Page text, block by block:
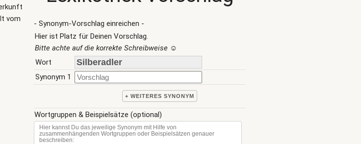
vom
- Synonym-Vorschlag einreichen -
Hier ist Platz für Deinen Vorschlag.
Bitte achte auf die korrekte Schreibweise☺
Wort
Synonym 1
+ WEITERES SYNONYM
Wortgruppen & Beispielsätze (optional)